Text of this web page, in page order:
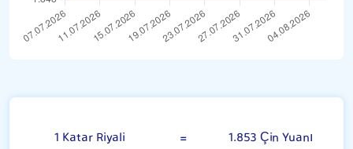
1 Katar Riyali =
1.853 Çin Yuanı